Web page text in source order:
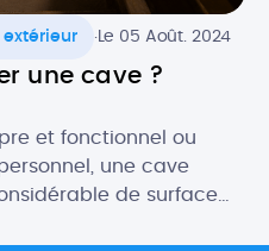
.Le 05 Août. 2024
une cave ?
et fonctionnel ou
une cave
de surface